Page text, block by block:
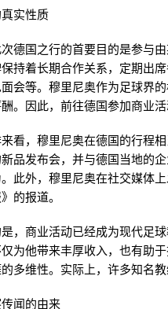
实性质
德国之行的首要目的是参与
持着长期合作关系，定期出
会等。穆里尼奥作为足球界
。因此，前往德国参加商业活
看，穆里尼奥在德国的行程
品发布会，并与德国当地的
此外，穆里尼奥在社交媒体
的报道。
，商业活动已经成为现代足
为他带来丰厚收入，也有助
多维性。实际上，许多知名
闻的由来